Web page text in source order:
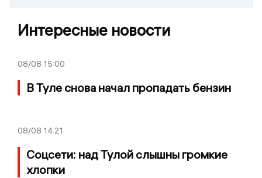
Интересные новости
08/08 15:00
В Туле снова начал пропадать бензин
08/08 14:21
Соцсети: над Тулой слышны громкие
хлопки